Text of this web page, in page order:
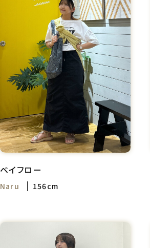
ベイフロー
Naru 156cm